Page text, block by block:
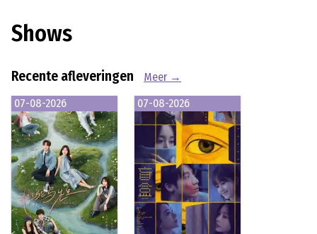
Shows
Recente afleveringen
Meer →
07-08-2026
07-08-2026